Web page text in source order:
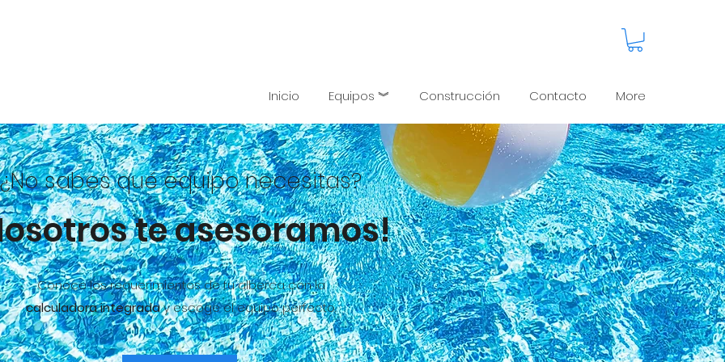
Inicio Equipos ︾ Construcción Contacto More
¿No sabes qué equipo necesitas?
te asesoramos!
Conoce los requerimientos de tu alberca con la
calculadora integraday escoge el equipo perfecto.